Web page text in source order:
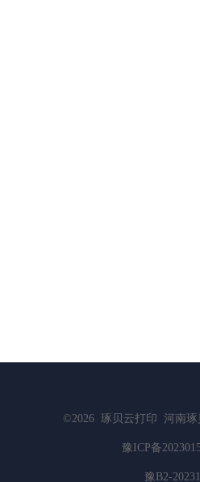
©2026 琢贝云打印 河南琢
豫ICP备
豫B2-